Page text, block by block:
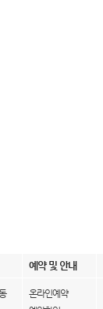
예약 및 안내
온라인예약